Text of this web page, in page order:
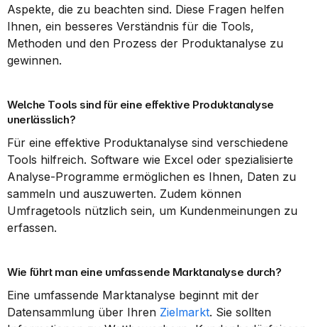
Aspekte, die zu beachten sind. Diese Fragen helfen
Ihnen, ein besseres Verständnis für die Tools,
Methoden und den Prozess der Produktanalyse zu
gewinnen.
Welche Tools sind für eine effektive Produktanalyse
unerlässlich?
Für eine effektive Produktanalyse sind verschiedene
Tools hilfreich. Software wie Excel oder spezialisierte
Analyse-Programme ermöglichen es Ihnen, Daten zu
sammeln und auszuwerten. Zudem können
Umfragetools nützlich sein, um Kundenmeinungen zu
erfassen.
Wie führt man eine umfassende Marktanalyse durch?
Eine umfassende Marktanalyse beginnt mit der
Datensammlung über Ihren Zielmarkt. Sie sollten